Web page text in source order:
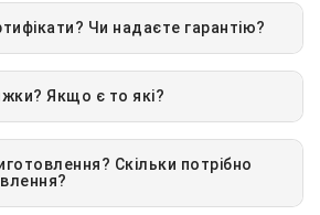
Чи надаєте гарантію?
Якщо є то які?
Скільки потрібно